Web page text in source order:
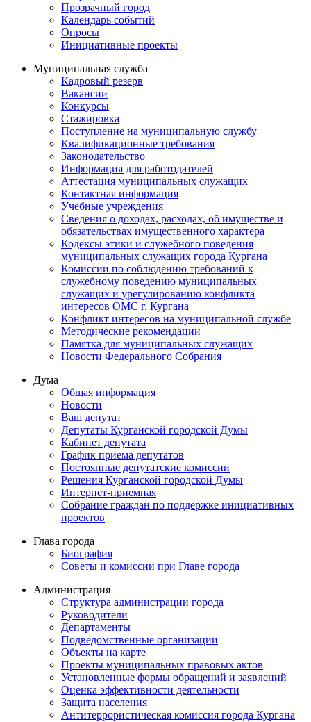
Прозрачный город
Календарь событий
Опросы
Инициативные проекты
Муниципальная служба
Кадровый резерв
Вакансии
Конкурсы
Стажировка
Поступление на муниципальную службу
Квалификационные требования
Законодательство
Информация для работодателей
Аттестация муниципальных служащих
Контактная информация
Учебные учреждения
Сведения о доходах, расходах, об имуществе и
обязательствах имущественного характера
Кодексы этики и служебного поведения
муниципальных служащих города Кургана
Комиссии по соблюдению требований к
служебному поведению муниципальных
служащих и урегулированию конфликта
интересов ОМС г. Кургана
Конфликт интересов на муниципальной службе
Методические рекомендации
Памятка для муниципальных служащих
Новости Федерального Cобрания
Дума
Общая информация
Новости
Ваш депутат
Депутаты Курганской городской Думы
Кабинет депутата
График приема депутатов
Постоянные депутатские комиссии
Решения Курганской городской Думы
Интернет-приемная
Собрание граждан по поддержке инициативных
проектов
Глава города
Биография
Советы и комиссии при Главе города
Администрация
Структура администрации города
Руководители
Департаменты
Подведомственные организации
Объекты на карте
Проекты муниципальных правовых актов
Установленные формы обращений и заявлений
Оценка эффективности деятельности
Защита населения
Антитеррористическая комиссия города Кургана